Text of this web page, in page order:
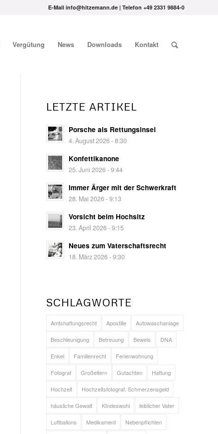
E-Mail info@hitzemann.de | Telefon +49 2331 9884-0
Vergütung News Downloads Kontakt
LETZTE ARTIKEL
Porsche als Rettungsinsel
4. August 2026 - 8:30
Konfettikanone
25. Juni 2026 - 9:44
Immer Ärger mit der Schwerkraft
28. Mai 2026 - 9:13
Vorsicht beim Hochsitz
23. April 2026 - 9:15
Neues zum Vaterschaftsrecht
18. März 2026 - 9:30
SCHLAGWORTE
Amtshaftungsrecht Apostille Autowaschanlage
Beschleunigung Betreuung Beweis DNA
Enkel Familienrecht Ferienwohnung
Fotograf Großeltern Gutachten Haftung
Hochzeit Hochzeitsfotograf. Schmerzensgeld
häusliche Gewalt KIndeswohl leiblicher Vater
Luftballons Medikament Nebenpflichten